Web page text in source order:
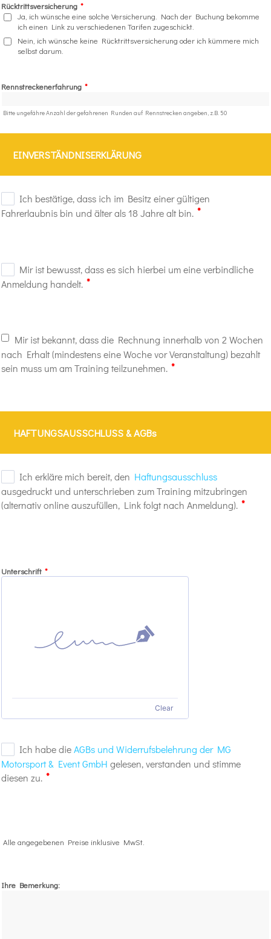
Rücktrittsversicherung *
Ja, ich wünsche eine solche Versicherung. Nach der Buchung bekomme
ich einen Link zu verschiedenen Tarifen zugeschickt.
Nein, ich wünsche keine Rücktrittsversicherung oder ich kümmere mich
selbst darum.
Rennstreckenerfahrung *
Bitte ungefähre Anzahl der gefahrenen Runden auf Rennstrecken angeben, z.B. 50
EINVERSTÄNDNISERKLÄRUNG
HAFTUNGSAUSSCHLUSS & AGBs
Unterschrift *
Clear
Alle angegebenen Preise inklusive MwSt.
Ihre Bemerkung: